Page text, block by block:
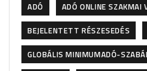
ADÓ
ADÓ ONLINE SZAKMAI
BEJELENTETT RÉSZESEDÉS
GLOBÁLIS MINIMUMADÓ-